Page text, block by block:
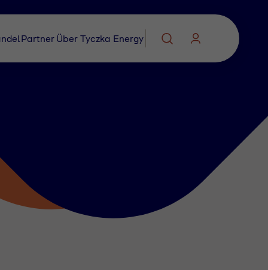
Partner Über Tyczka Energy